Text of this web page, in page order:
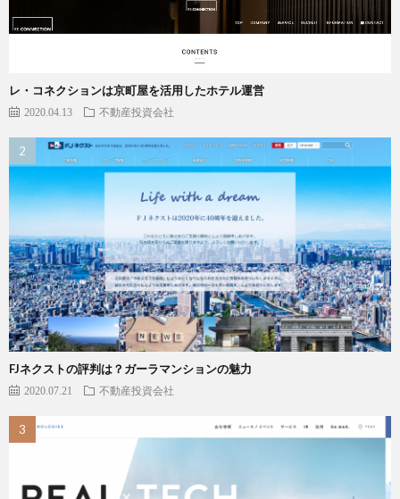
レ・コネクションは京町屋を活用したホテル運営
2020.04.13 不動産投資会社
FJネクストの評判は？ガーラマンションの魅力
2020.07.21 不動産投資会社